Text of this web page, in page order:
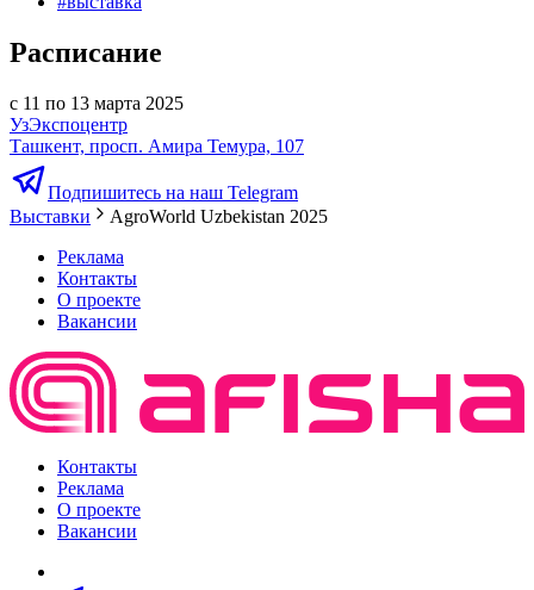
Расписание
с 11 по 13 марта 2025
УзЭкспоцентр
Ташкент, просп. Амира Темура, 107
Подпишитесь на наш Telegram
Выставки
AgroWorld Uzbekistan 2025
Реклама
Контакты
О проекте
Вакансии
Контакты
Реклама
О проекте
Вакансии